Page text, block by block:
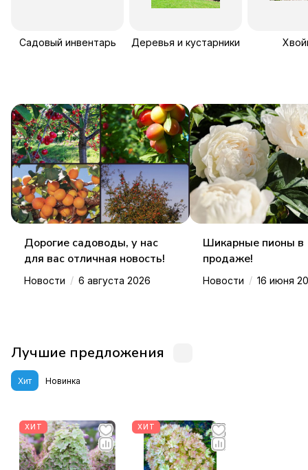
Садовый инвентарь Деревья и кустарники
Дорогие садоводы, у нас
для вас отличная новость!
Новости / 6 августа 2026
Шикарные пионы в
продаже!
Новости / 16 июня
Лучшие предложения
Хит Новинка
ХИТ ХИТ